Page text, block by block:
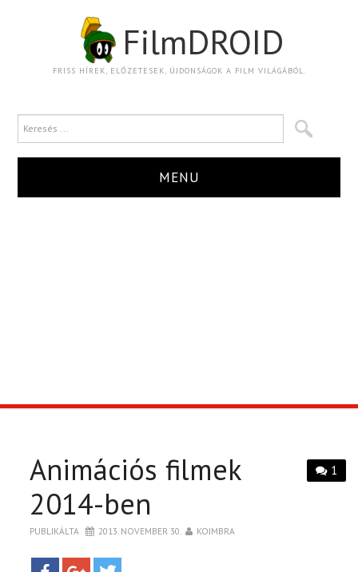
FilmDROID
FRISS HÍREK, ELŐZETESEK, ÚJDONSÁGOK A FILM VILÁGÁBÓL.
MENU
PÓLÓ RENDELÉS
1
Animációs filmek
2014-ben
PUBLIKÁLTA 2013. NOVEMBER 30. KOIMBRA